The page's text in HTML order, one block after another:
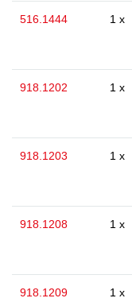
516.1444 1 x
918.1202 1 x
918.1203 1 x
918.1208 1 x
918.1209 1 x